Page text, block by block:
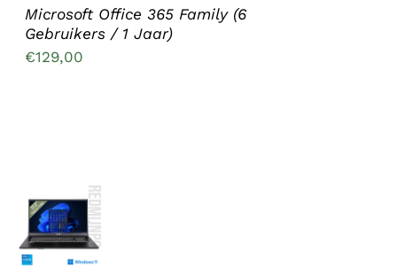
Microsoft Office 365 Family (6
Gebruikers / 1 Jaar)
€129,00
OPTIES
SELECTEREN
DIT
PRODUCT
/
DETAILS